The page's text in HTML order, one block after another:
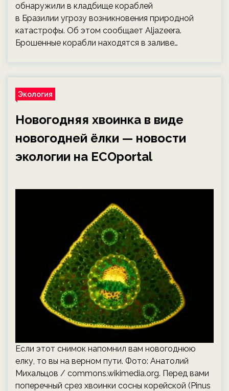
обнаружили в кладбище кораблей
в Бразилии угрозу возникновения природной
катастрофы. Об этом сообщает Aljazeera.
Брошенные корабли находятся в заливе…
Экология
Новогодняя хвоинка в виде
новогодней ёлки — новости
экологии на ECOportal
Если этот снимок напомнил вам новогоднюю
елку, то вы на верном пути. Фото: Анатолий
Михальцов / commons.wikimedia.org. Перед вами
поперечный срез хвоинки сосны корейской (Pinus